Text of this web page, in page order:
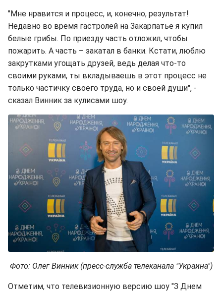
"Мне нравится и процесс, и, конечно, результат!
Недавно во время гастролей на Закарпатье я купил
белые грибы. По приезду часть отложил, чтобы
пожарить. А часть – закатал в банки. Кстати, люблю
закрутками угощать друзей, ведь делая что-то
своими руками, ты вкладываешь в этот процесс не
только частичку своего труда, но и своей души", -
сказал Винник за кулисами шоу.
Фото: Олег Винник (пресс-служба телеканала "Украина")
Отметим, что телевизионную версию шоу "З Днем